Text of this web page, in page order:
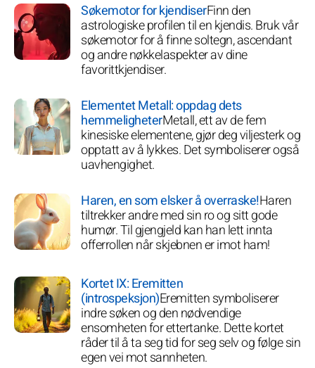
Søkemotor for kjendiserFinn den
astrologiske profilen til en kjendis. Bruk vår
søkemotor for å finne soltegn, ascendant
og andre nøkkelaspekter av dine
favorittkjendiser.
Elementet Metall: oppdag dets
hemmeligheterMetall, ett av de fem
kinesiske elementene, gjør deg viljesterk og
opptatt av å lykkes. Det symboliserer også
uavhengighet.
Haren, en som elsker å overraske!Haren
tiltrekker andre med sin ro og sitt gode
humør. Til gjengjeld kan han lett innta
offerrollen når skjebnen er imot ham!
Kortet IX: Eremitten
(introspeksjon)Eremitten symboliserer
indre søken og den nødvendige
ensomheten for ettertanke. Dette kortet
råder til å ta seg tid for seg selv og følge sin
egen vei mot sannheten.